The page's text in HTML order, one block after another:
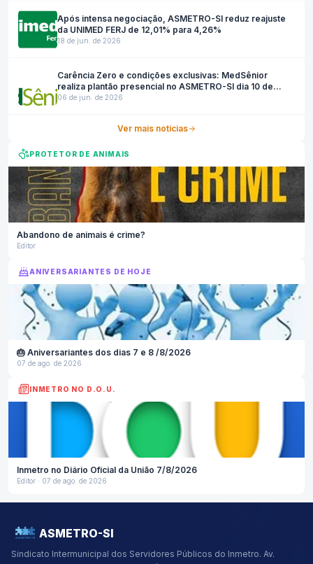
Após intensa negociação, ASMETRO-SI reduz reajuste
da UNIMED FERJ de 12,01% para 4,26%
18 de jun. de 2026
Carência Zero e condições exclusivas: MedSênior
realiza plantão presencial no ASMETRO-SI dia 10 de
junho
06 de jun. de 2026
Ver mais notícias
PROTETOR DE ANIMAIS
Abandono de animais é crime?
Editor
ANIVERSARIANTES DE HOJE
🎂 Aniversariantes dos dias 7 e 8 /8/2026
07 de ago. de 2026
INMETRO NO D.O.U.
Inmetro no Diário Oficial da União 7/8/2026
Editor · 07 de ago. de 2026
ASMETRO-SI
Sindicato Intermunicipal dos Servidores Públicos do Inmetro. Av.